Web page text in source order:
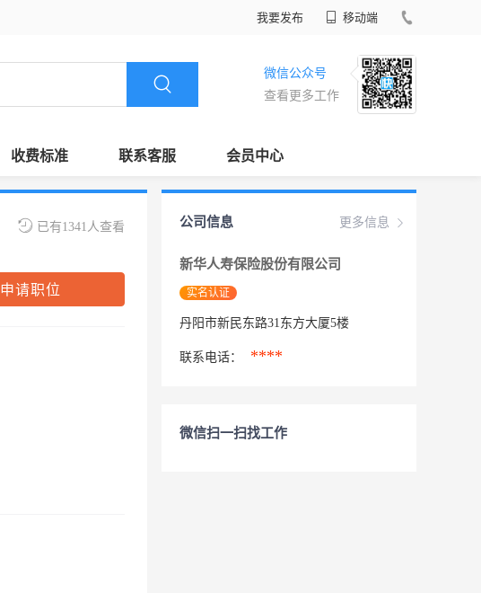
我要发布 移动端
微信公众号
查看更多工作
收费标准 联系客服 会员中心
已有1341人查看
申请职位
更多信息
公司信息
新华人寿保险股份有限公司
实名认证
丹阳市新民东路31东方大厦5楼
联系电话： ****
微信扫一扫找工作